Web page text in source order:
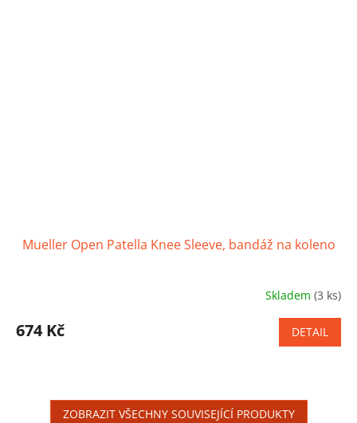
Mueller Open Patella Knee Sleeve, bandáž na koleno
produktu
hvězdiček.
Skladem(3 ks)
674 Kč DETAIL
ZOBRAZIT VŠECHNY SOUVISEJÍCÍ PRODUKTY